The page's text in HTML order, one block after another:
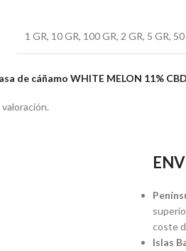
1 GR, 10 GR, 100 GR, 2 GR, 5 GR, 50
de cáñamo WHITE MELON 11%
coste
Islas